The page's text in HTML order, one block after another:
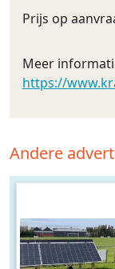
Prijs op
Meer
https://
Andere